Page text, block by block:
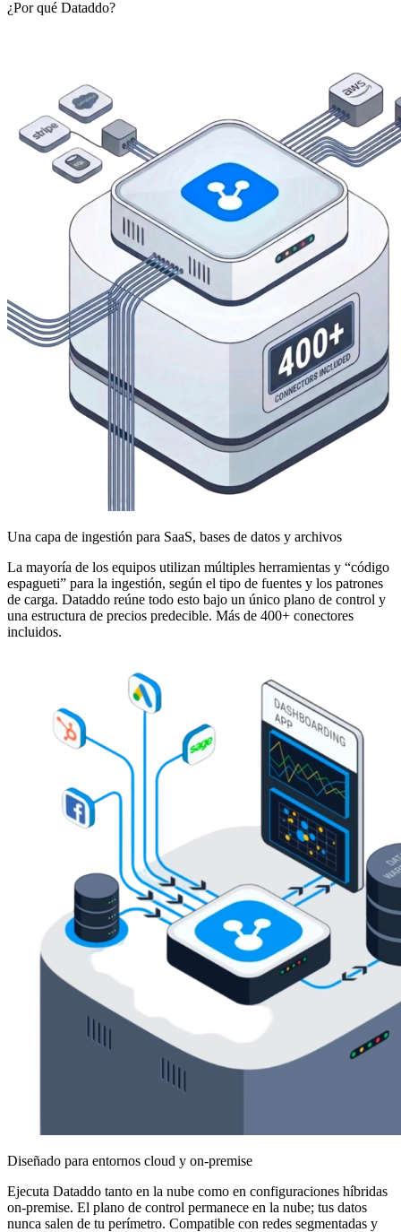
¿Por qué Dataddo?
Una capa de ingestión para SaaS, bases de datos y archivos
La mayoría de los equipos utilizan múltiples herramientas y “código
espagueti” para la ingestión, según el tipo de fuentes y los patrones
de carga. Dataddo reúne todo esto bajo un único plano de control y
una estructura de precios predecible. Más de 400+ conectores
incluidos.
Diseñado para entornos cloud y on-premise
Ejecuta Dataddo tanto en la nube como en configuraciones híbridas
on-premise. El plano de control permanece en la nube; tus datos
nunca salen de tu perímetro. Compatible con redes segmentadas y